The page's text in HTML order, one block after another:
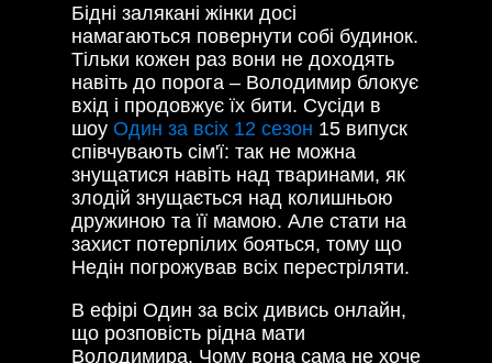
Бідні залякані жінки досі
намагаються повернути собі будинок.
Тільки кожен раз вони не доходять
навіть до порога – Володимир блокує
вхід і продовжує їх бити. Сусіди в
шоу Один за всіх 12 сезон 15 випуск
співчувають сім'ї: так не можна
знущатися навіть над тваринами, як
злодій знущається над колишньою
дружиною та її мамою. Але стати на
захист потерпілих бояться, тому що
Недін погрожував всіх перестріляти.
В ефірі Один за всіх дивись онлайн,
що розповість рідна мати
Володимира. Чому вона сама не хоче